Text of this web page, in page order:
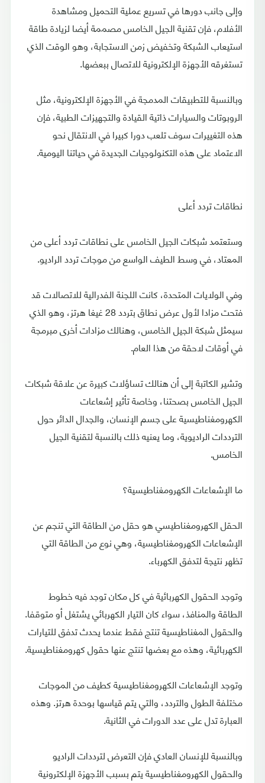
وإلى جانب دورها في تسريع عملية التحميل ومشاهدة
الأفلام، فإن تقنية الجيل الخامس مصممة أيضا لزيادة طاقة
استيعاب الشبكة وتخفيض زمن الاستجابة، وهو الوقت الذي
تستغرقه الأجهزة الإلكترونية للاتصال ببعضها.
وبالنسبة للتطبيقات المدمجة في الأجهزة الإلكترونية، مثل
الروبوتات والسيارات ذاتية القيادة والتجهيزات الطبية، فإن
هذه التغييرات سوف تلعب دورا كبيرا في الانتقال نحو
الاعتماد على هذه التكنولوجيات الجديدة في حياتنا اليومية.
نطاقات تردد أعلى
وستعتمد شبكات الجيل الخامس على نطاقات تردد أعلى من
المعتاد، في وسط الطيف الواسع من موجات تردد الراديو.
وفي الولايات المتحدة، كانت اللجنة الفدرالية للاتصالات قد
فتحت مزادا لأول عرض نطاق بتردد 28 غيغا هرتز، وهو الذي
سيمثل شبكة الجيل الخامس، وهنالك مزادات أخرى مبرمجة
في أوقات لاحقة من هذا العام.
وتشير الكاتبة إلى أن هنالك تساؤلات كبيرة عن علاقة شبكات
الجيل الخامس بصحتنا، وخاصة تأثير إشعاعات
الكهرومغناطيسية على جسم الإنسان، والجدال الدائر حول
الترددات الراديوية، وما يعنيه ذلك بالنسبة لتقنية الجيل
الخامس.
ما الإشعاعات الكهرومغناطيسية؟
الحقل الكهرومغناطيسي هو حقل من الطاقة التي تنجم عن
الإشعاعات الكهرومغناطيسية، وهي نوع من الطاقة التي
تظهر نتيجة لتدفق الكهرباء.
وتوجد الحقول الكهربائية في كل مكان توجد فيه خطوط
الطاقة والمنافذ، سواء كان التيار الكهربائي يشتغل أو متوقفا.
والحقول المغناطيسية تنتج فقط عندما يحدث تدفق للتيارات
الكهربائية، وهذه مع بعضها تنتج عنها حقول كهرومغناطيسية.
وتوجد الإشعاعات الكهرومغناطيسية كطيف من الموجات
مختلفة الطول والتردد، والتي يتم قياسها بوحدة هرتز. وهذه
العبارة تدل على عدد الدورات في الثانية.
وبالنسبة للإنسان العادي فإن التعرض لترددات الراديو
والحقول الكهرومغناطيسية يتم بسبب الأجهزة الإلكترونية